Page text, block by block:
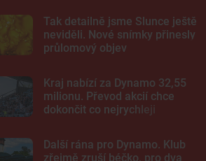
Tak detailně jsme Slunce ještě
neviděli. Nové snímky přinesly
průlomový objev
Kraj nabízí za Dynamo 32,55
milionu. Převod akcií chce
dokončit co nejrychleji
Další rána pro Dynamo. Klub
zřejmě zruší béčko, pro dva